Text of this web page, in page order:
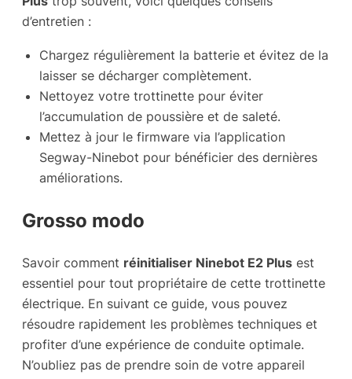
d’entretien :
Chargez régulièrement la batterie et évitez de la
laisser se décharger complètement.
Nettoyez votre trottinette pour éviter
l’accumulation de poussière et de saleté.
Mettez à jour le firmware via l’application
Segway-Ninebot pour bénéficier des dernières
améliorations.
Grosso modo
Savoir comment réinitialiser Ninebot E2 Plus est
essentiel pour tout propriétaire de cette trottinette
électrique. En suivant ce guide, vous pouvez
résoudre rapidement les problèmes techniques et
profiter d’une expérience de conduite optimale.
N’oubliez pas de prendre soin de votre appareil